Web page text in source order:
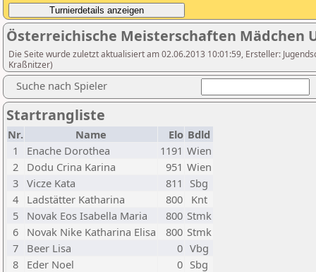
Österreichische Meisterschaften Mädchen
Die Seite wurde zuletzt aktualisiert am 02.06.2013 10:01:59, Ersteller:
Kraßnitzer)
Suche nach Spieler
Startrangliste
Nr. Name Elo Bdld
1
Enache Dorothea 1191 Wien
2
Dodu Crina Karina 951 Wien
3 Vicze Kata 811
Sbg
4
Ladstätter Katharina 800
Knt
5
Novak Eos Isabella Maria 800 Stmk
6
Novak Nike Katharina Elisa 800 Stmk
7
Beer Lisa 0 Vbg
8
Eder Noel 0 Sbg